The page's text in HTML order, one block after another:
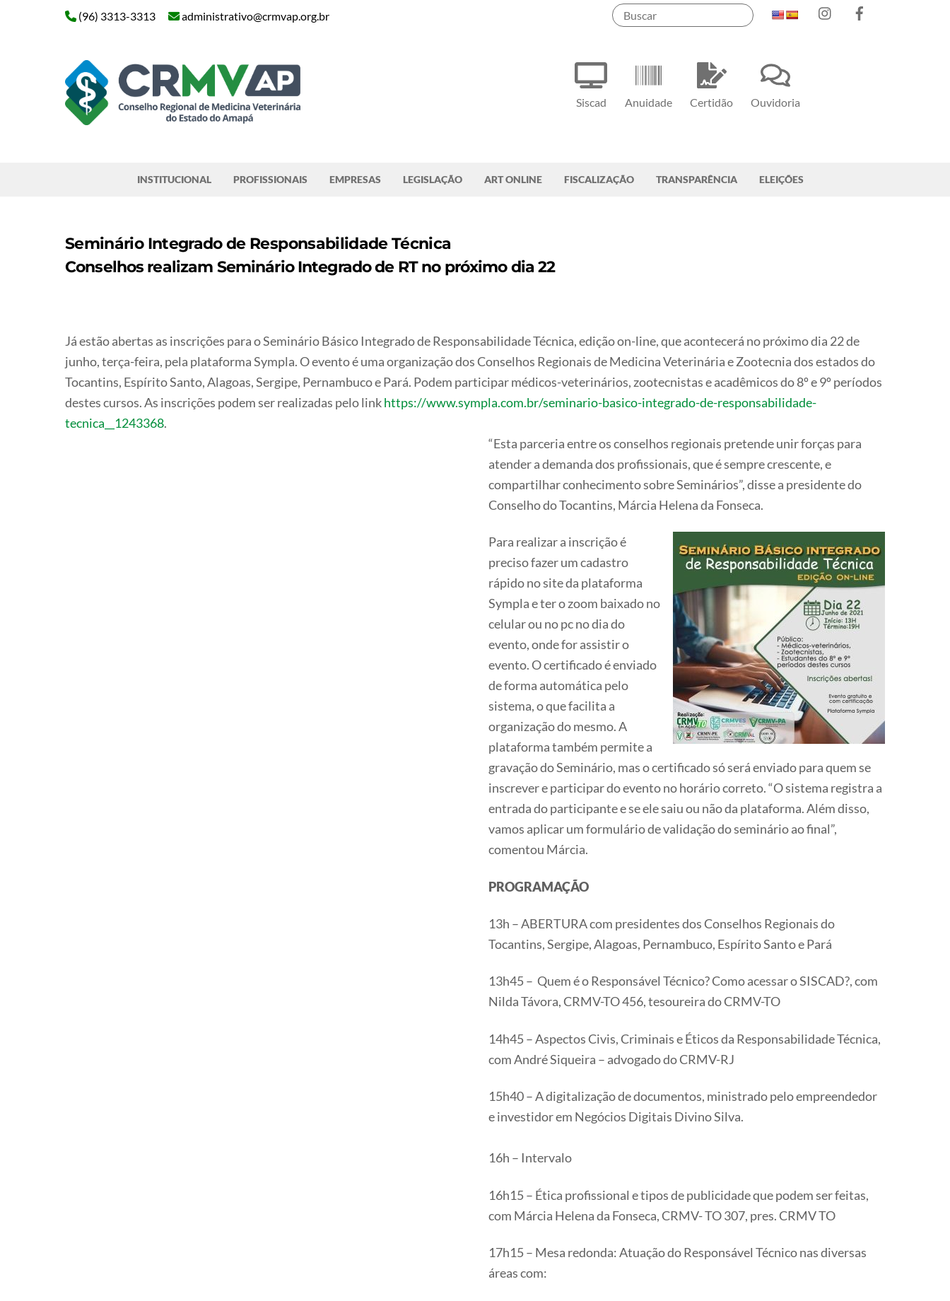
Siscad Anuidade Certidão Ouvidoria
Instagram
(96) 3313-3313
administrativo@crmvap.org.br
INSTITUCIONAL PROFISSIONAIS EMPRESAS LEGISLAÇÃO ART ONLINE FISCALIZAÇÃO TRANSPARÊNCIA ELEIÇÕES
Seminário Integrado de Responsabilidade Técnica
Conselhos realizam Seminário Integrado de RT no próximo dia 22
Já estão abertas as inscrições para o Seminário Básico Integrado de Responsabilidade Técnica, edição on-line, que acontecerá no próximo dia 22 de
junho, terça-feira, pela plataforma Sympla. O evento é uma organização dos Conselhos Regionais de Medicina Veterinária e Zootecnia dos estados do
Tocantins, Espírito Santo, Alagoas, Sergipe, Pernambuco e Pará. Podem participar médicos-veterinários, zootecnistas e acadêmicos do 8º e 9º períodos
destes cursos. As inscrições podem ser realizadas pelo linkhttps://www.sympla.com.br/seminario-basico-integrado-de-responsabilidade-
tecnica__1243368.
“Esta parceria entre os conselhos regionais pretende unir forças para
atender a demanda dos profissionais, que é sempre crescente, e
compartilhar conhecimento sobre Seminários”, disse a presidente do
Conselho do Tocantins, Márcia Helena da Fonseca.
Para realizar a inscrição é
preciso fazer um cadastro
rápido no site da plataforma
Sympla e ter o zoom baixado no
celular ou no pc no dia do
evento, onde for assistir o
evento. O certificado é enviado
de forma automática pelo
sistema, o que facilita a
organização do mesmo. A
plataforma também permite a
gravação do Seminário, mas o certificado só será enviado para quem se
inscrever e participar do evento no horário correto. “O sistema registra a
entrada do participante e se ele saiu ou não da plataforma. Além disso,
vamos aplicar um formulário de validação do seminário ao final”,
comentou Márcia.
PROGRAMAÇÃO
13h – ABERTURA com presidentes dos Conselhos Regionais do
Tocantins, Sergipe, Alagoas, Pernambuco, Espírito Santo e Pará
13h45 – Quem é o Responsável Técnico? Como acessar o SISCAD?, com
Nilda Távora, CRMV-TO 456, tesoureira do CRMV-TO
14h45 – Aspectos Civis, Criminais e Éticos da Responsabilidade Técnica,
com André Siqueira – advogado do CRMV-RJ
15h40 – A digitalização de documentos, ministrado pelo empreendedor
e investidor em Negócios Digitais Divino Silva.
16h – Intervalo
16h15 – Ética profissional e tipos de publicidade que podem ser feitas,
com Márcia Helena da Fonseca, CRMV- TO 307, pres. CRMV TO
17h15 – Mesa redonda: Atuação do Responsável Técnico nas diversas
áreas com: